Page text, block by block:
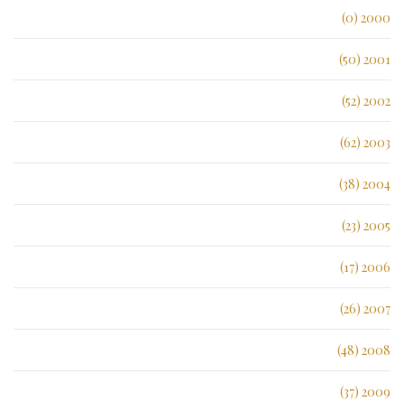
2000 (0)
2001 (50)
2002 (52)
2003 (62)
2004 (38)
2005 (23)
2006 (17)
2007 (26)
2008 (48)
2009 (37)